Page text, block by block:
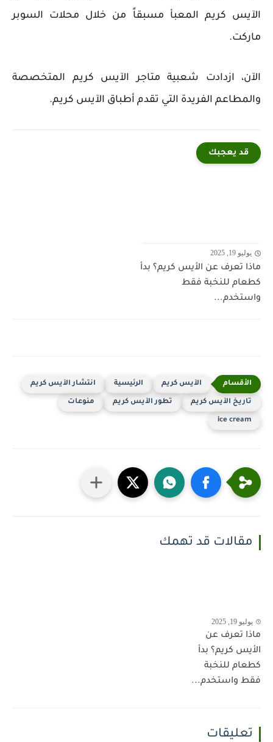
الآيس كريم المعبأ مسبقاً من خلال محلات السوبر
ماركت.
الآن، ازدادت شعبية متاجر الآيس كريم المتخصصة
والمطاعم الفريدة التي تقدم أطباق الآيس كريم.
قد يعجبك
يوليو 19, 2025
ماذا تعرف عن الأيس كريم؟ بدأ
كطعام للنخبة فقط
واستخدم...
الآيس كريم الرئيسية انتشار الآيس كريم
تاريخ الآيس كريم تطور الآيس كريم منوعات
ice cream
مقالات قد تهمك
يوليو 19, 2025
ماذا تعرف عن
الأيس كريم؟ بدأ
كطعام للنخبة
فقط واستخدم...
تعليقات